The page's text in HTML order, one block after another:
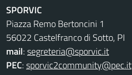
SPORVIC
Piazza Remo Bertoncini 1
56022 Castelfranco di Sotto, PI
mail:segreteria@sporvic.it
PEC:sporvic2community@pec.it